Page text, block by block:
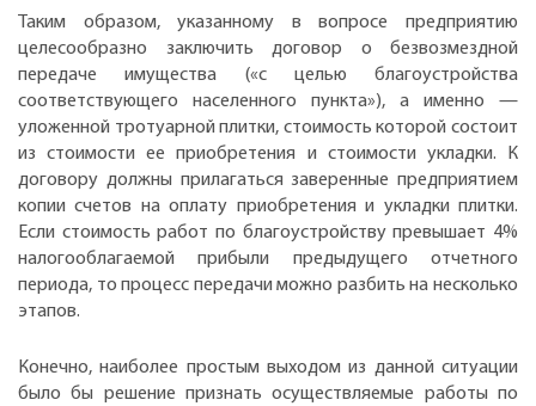
Таким образом, указанному в вопросе предприятию
целесообразно заключить договор о безвозмездной
передаче имущества («с целью благоустройства
соответствующего населенного пункта»), а именно —
уложенной тротуарной плитки, стоимость которой состоит
из стоимости ее приобретения и стоимости укладки. К
договору должны прилагаться заверенные предприятием
копии счетов на оплату приобретения и укладки плитки.
Если стоимость работ по благоустройству превышает 4%
налогооблагаемой прибыли предыдущего отчетного
периода, то процесс передачи можно разбить на несколько
этапов.
Конечно, наиболее простым выходом из данной ситуации
было бы решение признать осуществляемые работы по